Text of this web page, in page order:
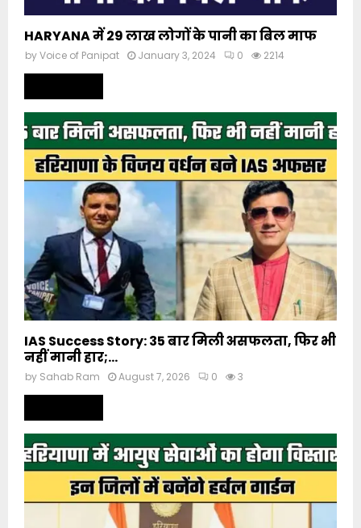
HARYANA में 29 लाख लोगों के पानी का बिल माफ
byVoice of Panipat January 3, 2024 0 2214
IAS Success Story: 35 बार मिली असफलता, फिर भी
नहीं मानी हार;...
by Sahab Ram August 7, 2026 0 3